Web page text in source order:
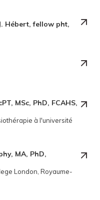
Hébert, fellow pht,
MSc, PhD, FCAHS,
à l'université
MA, PhD,
London, Royaume-